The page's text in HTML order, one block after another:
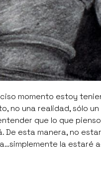
momento estoy
no una realidad, sólo
que lo que
De esta manera, no
la estaré